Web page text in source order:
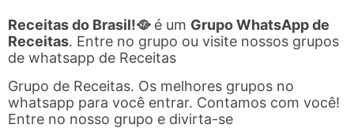
Receitas do Brasil!🥘é um Grupo WhatsApp de
Receitas. Entre no grupo ou visite nossos grupos
de whatsapp de Receitas
Grupo de Receitas. Os melhores grupos no
whatsapp para você entrar. Contamos com você!
Entre no nosso grupo e divirta-se